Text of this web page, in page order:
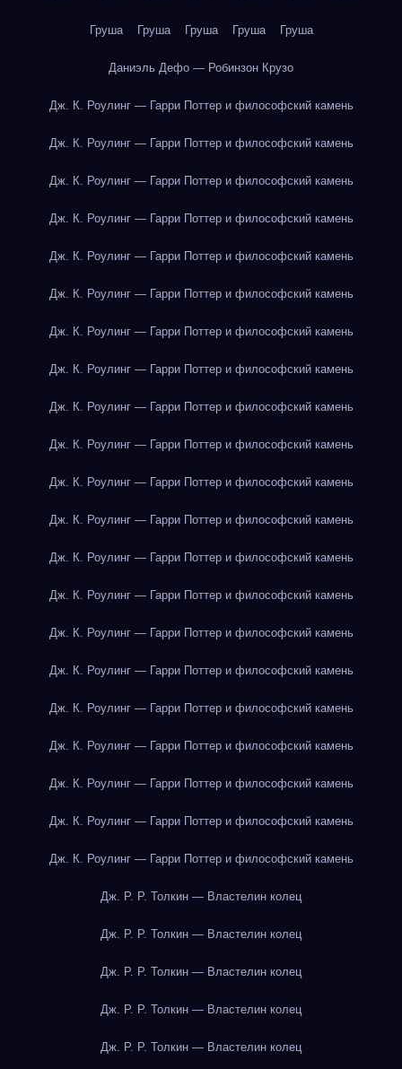
Груша Груша Груша Груша Груша
Даниэль Дефо — Робинзон Крузо
Дж. К. Роулинг — Гарри Поттер и философский камень
Дж. К. Роулинг — Гарри Поттер и философский камень
Дж. К. Роулинг — Гарри Поттер и философский камень
Дж. К. Роулинг — Гарри Поттер и философский камень
Дж. К. Роулинг — Гарри Поттер и философский камень
Дж. К. Роулинг — Гарри Поттер и философский камень
Дж. К. Роулинг — Гарри Поттер и философский камень
Дж. К. Роулинг — Гарри Поттер и философский камень
Дж. К. Роулинг — Гарри Поттер и философский камень
Дж. К. Роулинг — Гарри Поттер и философский камень
Дж. К. Роулинг — Гарри Поттер и философский камень
Дж. К. Роулинг — Гарри Поттер и философский камень
Дж. К. Роулинг — Гарри Поттер и философский камень
Дж. К. Роулинг — Гарри Поттер и философский камень
Дж. К. Роулинг — Гарри Поттер и философский камень
Дж. К. Роулинг — Гарри Поттер и философский камень
Дж. К. Роулинг — Гарри Поттер и философский камень
Дж. К. Роулинг — Гарри Поттер и философский камень
Дж. К. Роулинг — Гарри Поттер и философский камень
Дж. К. Роулинг — Гарри Поттер и философский камень
Дж. К. Роулинг — Гарри Поттер и философский камень
Дж. Р. Р. Толкин — Властелин колец
Дж. Р. Р. Толкин — Властелин колец
Дж. Р. Р. Толкин — Властелин колец
Дж. Р. Р. Толкин — Властелин колец
Дж. Р. Р. Толкин — Властелин колец